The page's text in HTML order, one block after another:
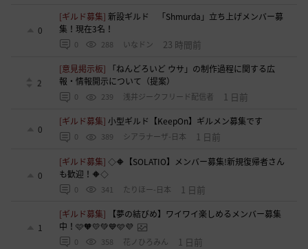
0
[ギルド募集]新設ギルド 「Shmurda」立ち上げメンバー募
集！現在3名！
0 288 いなドン 23 時間前
2
[意見掲示板]
「ねんどろいど ウサ」の制作過程に関する広
報・情報開示について（提案）
0 239 浅井ジークフリード配信者 1 日前
0
[ギルド募集]小型ギルド【KeepOn】ギルメン募集です
0 389 シアラナーザ-日本 1 日前
0
[ギルド募集]◇🔶【SOLATIO】メンバー募集!新規復帰者さん
も歓迎！🔶◇
0 341 たりほー-日本 1 日前
1
[ギルド募集]
【夢の結びめ】ワイワイ楽しめるメンバー募集
中！🩷🧡💛💚💙🩵💜
0 358 花ノひろみん 1 日前